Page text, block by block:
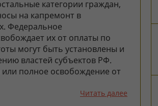
категории граждан,
на капремонт в
Федеральное
их от оплаты по
могут быть установлены и
властей субъектов РФ.
полное освобождение от
Читать далее